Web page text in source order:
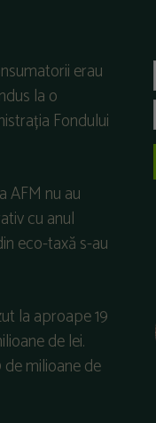
erau
la o
Fondului
AFM nu au
cu anul
eco-taxă s-au
la aproape 19
de lei.
milioane de